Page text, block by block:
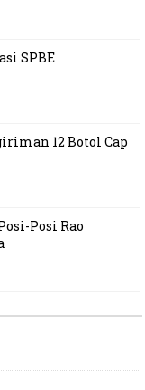
SPBE
12 Botol Cap
Posi Rao